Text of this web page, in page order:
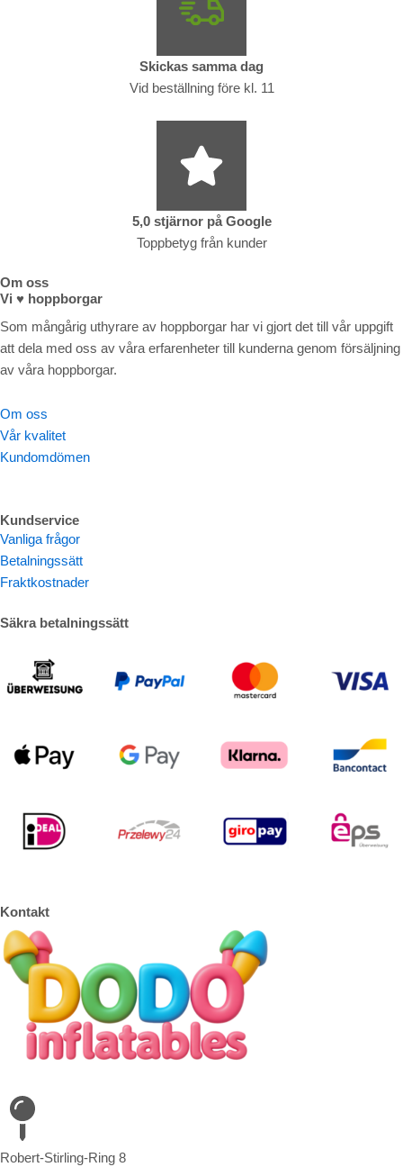
Skickas samma dag
Vid beställning före kl. 11
5,0 stjärnor på Google
Toppbetyg från kunder
Om oss
Vi ♥ hoppborgar
Som mångårig uthyrare av hoppborgar har vi gjort det till vår uppgift
att dela med oss av våra erfarenheter till kunderna genom försäljning
av våra hoppborgar.
Om oss
Vår kvalitet
Kundomdömen
Kundservice
Vanliga frågor
Betalningssätt
Fraktkostnader
Säkra betalningssätt
Kontakt
Robert-Stirling-Ring 8